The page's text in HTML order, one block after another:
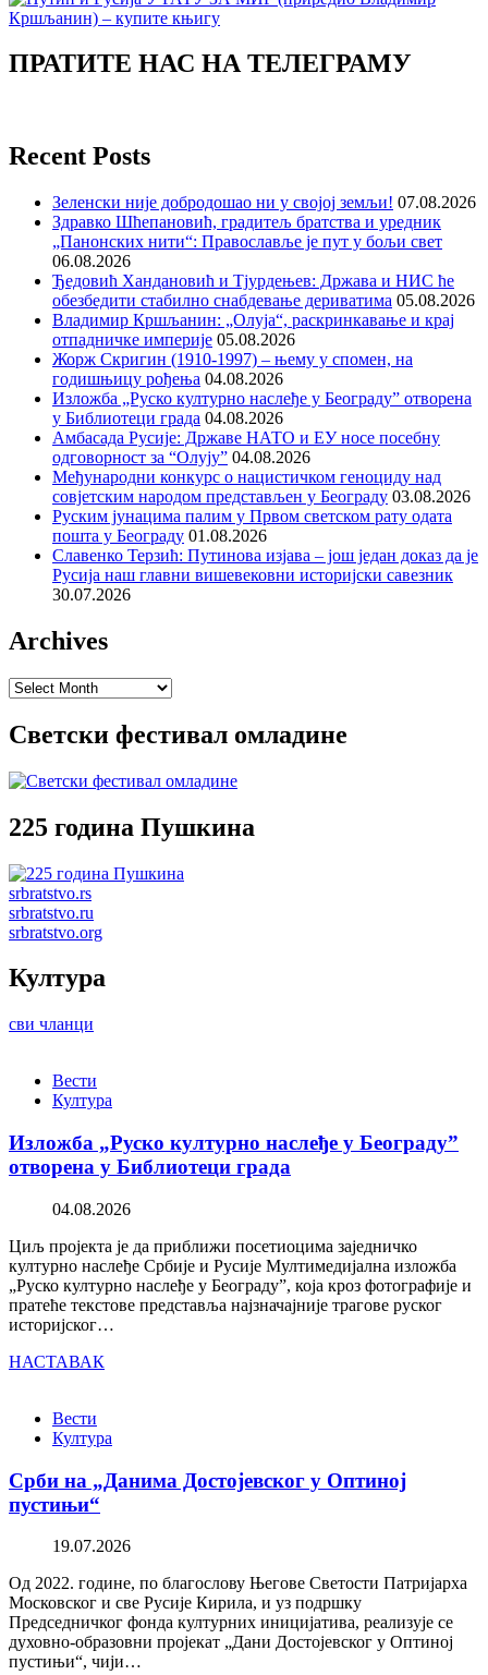
ПРАТИТЕ НАС НА ТЕЛЕГРАМУ
Recent Posts
Зеленски није добродошао ни у својој земљи! 07.08.2026
Здравко Шћепановић, градитељ братства и уредник
„Панонских нити“: Православље је пут у бољи свет
06.08.2026
Ђедовић Хандановић и Тјурдењев: Држава и НИС ће
обезбедити стабилно снабдевање дериватима 05.08.2026
Владимир Кршљанин: „Олуја“, раскринкавање и крај
отпадничке империје 05.08.2026
Жорж Скригин (1910-1997) – њему у спомен, на
годишњицу рођења 04.08.2026
Изложба „Руско културно наслеђе у Београду” отворена
у Библиотеци града 04.08.2026
Амбасада Русије: Државе НАТО и ЕУ носе посебну
одговорност за “Олују” 04.08.2026
Међународни конкурс о нацистичком геноциду над
совјетским народом представљен у Београду 03.08.2026
Руским јунацима палим у Првом светском рату одата
пошта у Београду 01.08.2026
Славенко Терзић: Путинова изјава – још један доказ да је
Русија наш главни вишевековни историјски савезник
30.07.2026
Archives
Archives
Светски фестивал омладине
225 година Пушкина
srbratstvo.rs
srbratstvo.ru
srbratstvo.org
Култура
сви чланци
Вести
Култура
Изложба „Руско културно наслеђе у Београду”
отворена у Библиотеци града
04.08.2026
Циљ пројекта је да приближи посетиоцима заједничко
културно наслеђе Србије и Русије Мултимедијална изложба
„Руско културно наслеђе у Београду”, која кроз фотографије и
пратеће текстове представља најзначајније трагове руског
историјског…
НАСТАВАК
Вести
Култура
Срби на „Данима Достојевског у Оптиној
пустињи“
19.07.2026
Од 2022. године, по благослову Његове Светости Патријарха
Московског и све Русије Кирила, и уз подршку
Председничког фонда културних иницијатива, реализује се
духовно-образовни пројекат „Дани Достојевског у Оптиној
пустињи“, чији…